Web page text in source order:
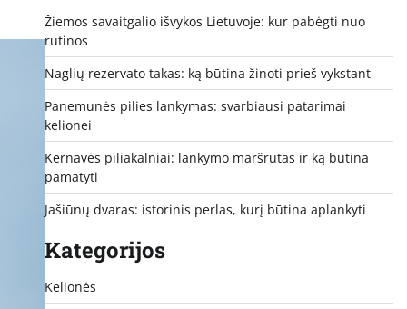
Žiemos savaitgalio išvykos Lietuvoje: kur pabėgti nuo
rutinos
Naglių rezervato takas: ką būtina žinoti prieš vykstant
Panemunės pilies lankymas: svarbiausi patarimai
kelionei
Kernavės piliakalniai: lankymo maršrutas ir ką būtina
pamatyti
Jašiūnų dvaras: istorinis perlas, kurį būtina aplankyti
Kategorijos
Kelionės